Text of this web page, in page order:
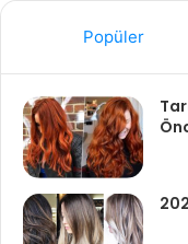
Popüler